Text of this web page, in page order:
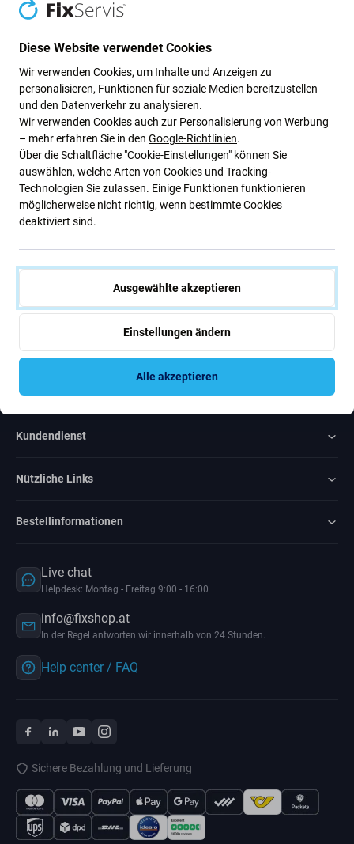
wie wir unsere Prozesse anpassen, um unseren
Newsletter-Fix
Abonnieren Sie den regelmäßigen Newsletter über Rabatte und
Neuigkeiten.
Ich bin damit einverstanden, Newsletter zu erhalten
Kundendienst
Nützliche Links
Bestellinformationen
Live chat
Helpdesk: Montag - Freitag 9:00 - 16:00
info@fixshop.at
In der Regel antworten wir innerhalb von 24 Stunden.
Help center / FAQ
Sichere Bezahlung und Lieferung
Diese Website verwendet Cookies
Wir verwenden Cookies, um Inhalte und Anzeigen zu
personalisieren, Funktionen für soziale Medien bereitzustellen
und den Datenverkehr zu analysieren.
Wir verwenden Cookies auch zur Personalisierung von Werbung
– mehr erfahren Sie in den Google-Richtlinien.
Über die Schaltfläche "Cookie-Einstellungen" können Sie
auswählen, welche Arten von Cookies und Tracking-
Technologien Sie zulassen. Einige Funktionen funktionieren
möglicherweise nicht richtig, wenn bestimmte Cookies
deaktiviert sind.
Ausgewählte akzeptieren
Einstellungen ändern
Alle akzeptieren